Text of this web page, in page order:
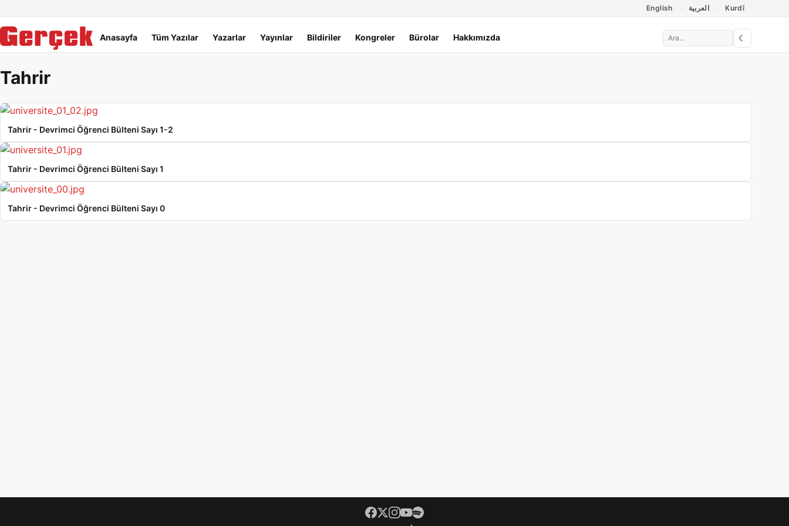
English العربية Kurdî
Ana menü
Anasayfa Tüm Yazılar Yazarlar Yayınlar Bildiriler Kongreler Bürolar Hakkımızda ☾
Tahrir
Tahrir - Devrimci Öğrenci Bülteni Sayı 1-2
Tahrir - Devrimci Öğrenci Bülteni Sayı 1
Tahrir - Devrimci Öğrenci Bülteni Sayı 0